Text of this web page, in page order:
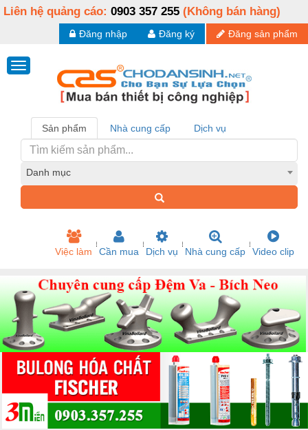
Liên hệ quảng cáo: 0903 357 255 (Không bán hàng)
Đăng sản phẩm
Đăng ký
Đăng nhập
Sản phẩm Nhà cung cấp Dịch vụ
Danh mục
Việc làm Cần mua Dịch vụ Nhà cung cấp Video clip